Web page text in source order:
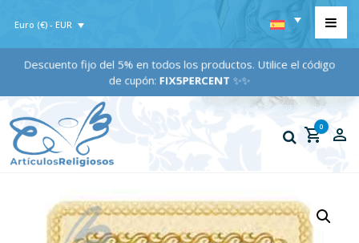
Euro (€) - EUR
Descuento fijo del 5% en todos los productos. Utilice el código
de cupón:FIX5PERCENT✨✨
0